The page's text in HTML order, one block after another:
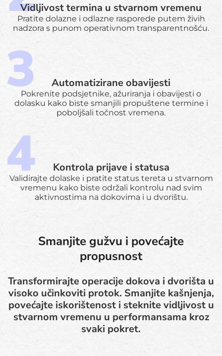
Vidljivost termina u stvarnom vremenu
Pratite dolazne i odlazne rasporede putem živih
nadzora s punom operativnom transparentnošću.
Automatizirane obavijesti
Pokrenite podsjetnike, ažuriranja i obavijesti o
dolasku kako biste smanjili propuštene termine i
poboljšali točnost vremena.
Kontrola prijave i statusa
Validirajte dolaske i pratite status tereta u stvarnom
vremenu kako biste održali kontrolu nad svim
aktivnostima na dokovima i u dvorištu.
Smanjite gužvu i povećajte
propusnost
Transformirajte operacije dokova i dvorišta u
visoko učinkoviti protok. Smanjite kašnjenja,
povećajte iskorištenost i steknite vidljivost u
stvarnom vremenu u performansama kroz
svaki pokret.